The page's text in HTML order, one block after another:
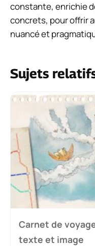
constante, enrichie
concrets, pour offrir
nuancé et
Sujets
Carnet de
texte et image